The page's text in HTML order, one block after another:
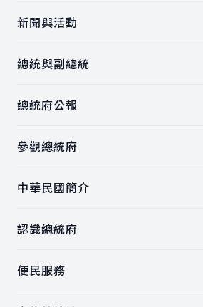
新聞與活動
總統與副總統
總統府公報
參觀總統府
中華民國簡介
認識總統府
便民服務